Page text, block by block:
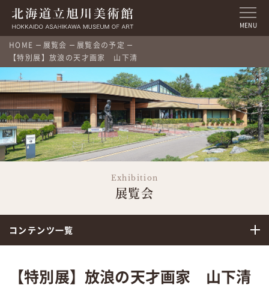
MENU
HOME 展覧会
展覧会の予定
【特別展】放浪の天才画家 山下清
Exhibition
展覧会
コンテンツ一覧
【特別展】放浪の天才画家 山下清